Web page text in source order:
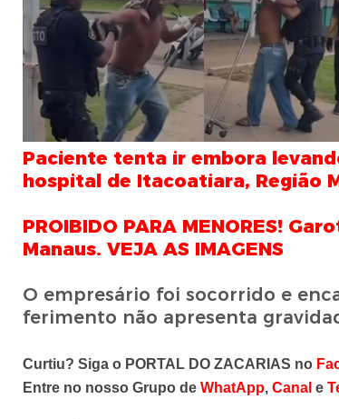
Paciente tenta ir embora
hospital de Itacoatiara, Região
PROIBIDO PARA MENORES!
Manaus. VEJA AS IMAGENS
O empresário foi socorrido e
ferimento não apresenta
Curtiu? Siga o PORTAL DO ZACARIAS no
Entre no nosso Grupo de WhatApp, Canal e